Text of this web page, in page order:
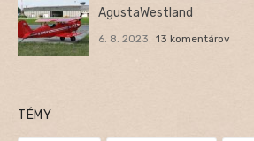
AgustaWestland
6. 8. 2023 13 komentárov
TÉMY